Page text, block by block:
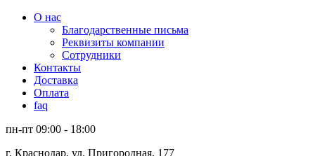
О нас
Благодарственные письма
Реквизиты компании
Сотрудники
Контакты
Доставка
Оплата
faq
пн-пт 09:00 - 18:00
г. Краснодар, ул. Пригородная, 177